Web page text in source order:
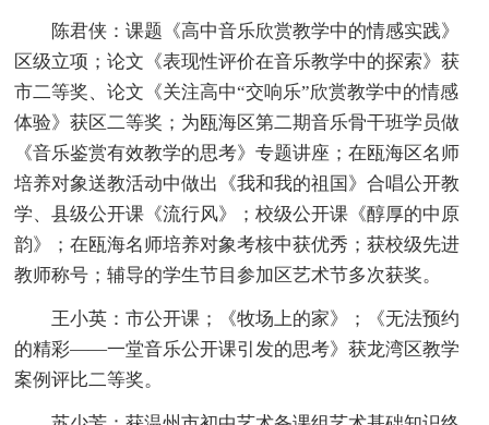
陈君侠：课题《高中音乐欣赏教学中的情感实践》
区级立项；论文《表现性评价在音乐教学中的探索》获
市二等奖、论文《关注高中“交响乐”欣赏教学中的情感
体验》获区二等奖；为瓯海区第二期音乐骨干班学员做
《音乐鉴赏有效教学的思考》专题讲座；在瓯海区名师
培养对象送教活动中做出《我和我的祖国》合唱公开教
学、县级公开课《流行风》；校级公开课《醇厚的中原
韵》；在瓯海名师培养对象考核中获优秀；获校级先进
教师称号；辅导的学生节目参加区艺术节多次获奖。
王小英：市公开课；《牧场上的家》；《无法预约
的精彩——一堂音乐公开课引发的思考》获龙湾区教学
案例评比二等奖。